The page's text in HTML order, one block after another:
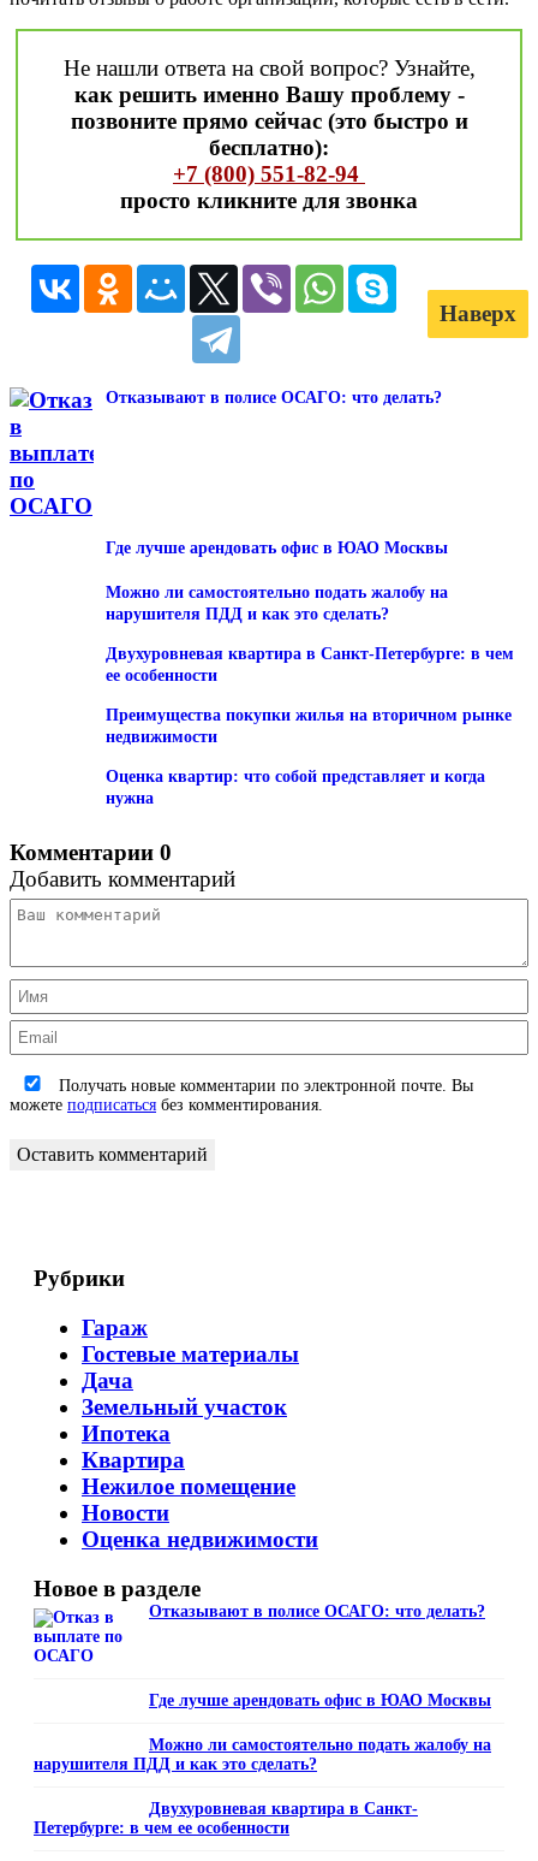
Не нашли ответа на свой вопрос? Узнайте,
как решить именно Вашу проблему -
позвоните прямо сейчас (это быстро и
бесплатно):
+7 (800) 551-82-94
просто кликните для звонка
Наверх
Отказывают в полисе ОСАГО: что делать?
Где лучше арендовать офис в ЮАО Москвы
Можно ли самостоятельно подать жалобу на
нарушителя ПДД и как это сделать?
Двухуровневая квартира в Санкт-Петербурге: в чем
ее особенности
Преимущества покупки жилья на вторичном рынке
недвижимости
Оценка квартир: что собой представляет и когда
нужна
Комментарии 0
Добавить комментарий
Получать новые комментарии по электронной почте. Вы
можете подписаться без комментирования.
Оставить комментарий
Рубрики
Гараж
Гостевые материалы
Дача
Земельный участок
Ипотека
Квартира
Нежилое помещение
Новости
Оценка недвижимости
Новое в разделе
Отказывают в полисе ОСАГО: что делать?
Где лучше арендовать офис в ЮАО Москвы
Можно ли самостоятельно подать жалобу на
нарушителя ПДД и как это сделать?
Двухуровневая квартира в Санкт-
Петербурге: в чем ее особенности